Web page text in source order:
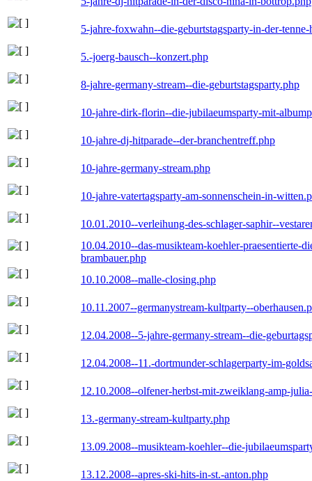
5-jahre-foxwahn--die-geburtstagsparty-in-der-tenne-
5.-joerg-bausch--konzert.php
8-jahre-germany-stream--die-geburtstagsparty.php
10-jahre-dirk-florin--die-jubilaeumsparty-mit-
10-jahre-dj-hitparade--der-branchentreff.php
10-jahre-germany-stream.php
10-jahre-vatertagsparty-am-sonnenschein-in-
10.01.2010--verleihung-des-schlager-saphir--
10.04.2010--das-musikteam-koehler-praesentierte-
brambauer.php
10.10.2008--malle-closing.php
10.11.2007--germanystream-kultparty--
12.04.2008--5-jahre-germany-stream--die-
12.04.2008--11.-dortmunder-schlagerparty-im-
12.10.2008--olfener-herbst-mit-zweiklang-amp-
13.-germany-stream-kultparty.php
13.09.2008--musikteam-koehler--die-
13.12.2008--apres-ski-hits-in-st.-anton.php